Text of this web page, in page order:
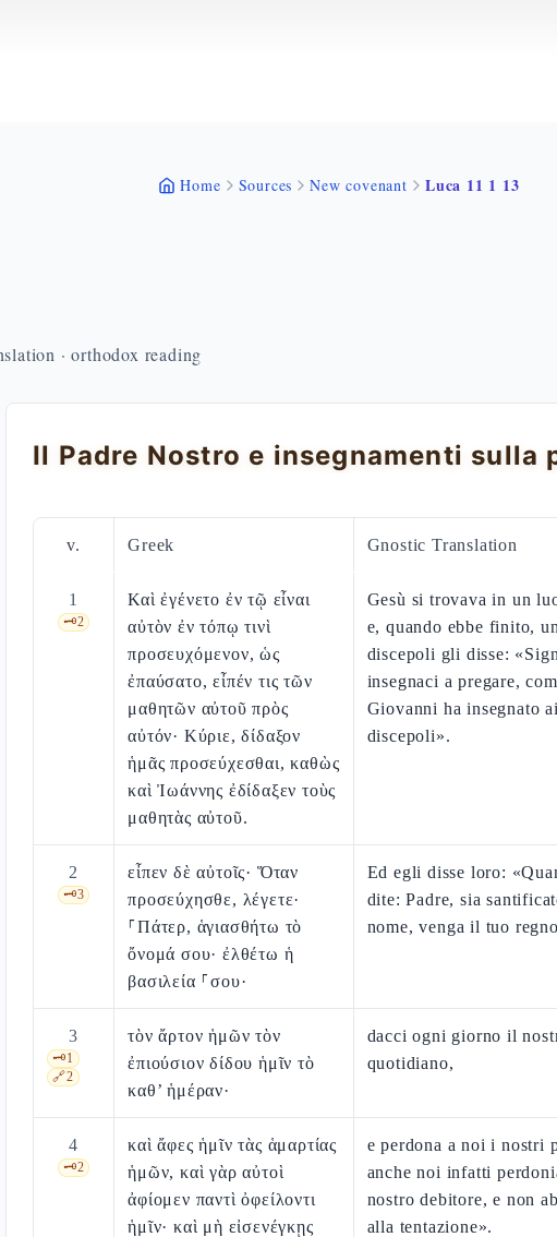
Home Sources New covenant Luca 11 1 13
· orthodox reading
Il Padre Nostro e insegnamenti sulla
v. Greek Gnostic Translation
1
🗝️2
Καὶ ἐγένετο ἐν τῷ εἶναι
αὐτὸν ἐν τόπῳ τινὶ
προσευχόμενον, ὡς
ἐπαύσατο, εἶπέν τις τῶν
μαθητῶν αὐτοῦ πρὸς
αὐτόν· Κύριε, δίδαξον
ἡμᾶς προσεύχεσθαι, καθὼς
καὶ Ἰωάννης ἐδίδαξεν τοὺς
μαθητὰς αὐτοῦ.
Gesù si trovava in un
e, quando ebbe finito,
discepoli gli disse:
insegnaci a pregare,
Giovanni ha insegnato
discepoli».
2
🗝️3
εἶπεν δὲ αὐτοῖς· Ὅταν
προσεύχησθε, λέγετε·
⸀Πάτερ, ἁγιασθήτω τὸ
ὄνομά σου· ἐλθέτω ἡ
βασιλεία ⸀σου·
Ed egli disse loro:
dite: Padre, sia
nome, venga il tuo
3
🗝️1
🔗2
τὸν ἄρτον ἡμῶν τὸν
ἐπιούσιον δίδου ἡμῖν τὸ
καθ’ ἡμέραν·
dacci ogni giorno il
quotidiano,
4
🗝️2
καὶ ἄφες ἡμῖν τὰς ἁμαρτίας
ἡμῶν, καὶ γὰρ αὐτοὶ
ἀφίομεν παντὶ ὀφείλοντι
ἡμῖν· καὶ μὴ εἰσενέγκῃς
e perdona a noi i nostri
anche noi infatti
nostro debitore, e non
alla tentazione».